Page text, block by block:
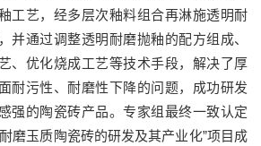
工艺，经多层次釉料组合再淋施透明耐
并通过调整透明耐磨抛釉的配方组成、
、优化烧成工艺等技术手段，解决了厚
耐污性、耐磨性下降的问题，成功研发
强的陶瓷砖产品。专家组最终一致认定
磨玉质陶瓷砖的研发及其产业化”项目成